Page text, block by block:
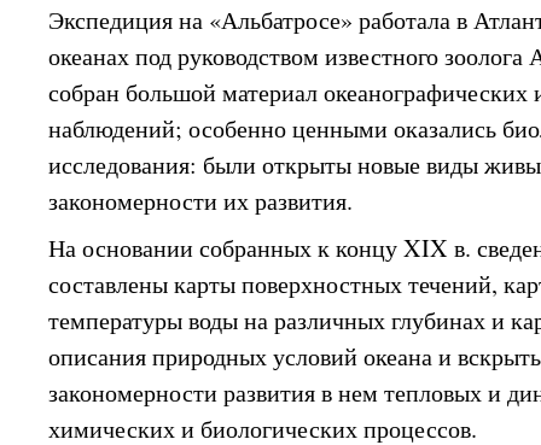
Экспедиция на «Альбатросе» работала в
океанах под руководством известного
собран большой материал океанографических
наблюдений; особенно ценными оказались
исследования: были открыты новые виды
закономерности их развития.
На основании собранных к концу XIX в.
составлены карты поверхностных течений,
температуры воды на различных глубинах и
описания природных условий океана и
закономерности развития в нем тепловых и
химических и биологических процессов.